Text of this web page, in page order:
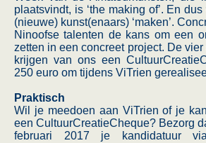
plaatsvindt, is ‘the making of’. En
(nieuwe) kunst(enaars) ‘maken’.
Ninoofse talenten de kans om een
zetten in een concreet project. De
krijgen van ons een
250 euro om tijdens ViTrien
Praktisch
Wil je meedoen aan ViTrien of je
een CultuurCreatieCheque? Bezorg
februari 2017 je kandidatuur